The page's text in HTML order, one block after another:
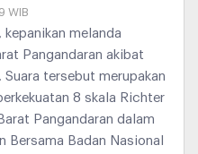
WIB
kepanikan melanda
Pangandaran akibat
tersebut merupakan
8 skala Richter
Pangandaran dalam
Bersama Badan Nasional